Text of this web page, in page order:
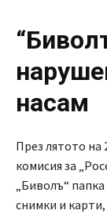
“
насам
През лятото на
комисия за
„Биволъ“
снимки и